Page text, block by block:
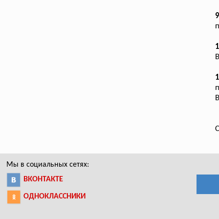
Мы в социальных сетях:
ВКОНТАКТЕ
ОДНОКЛАССНИКИ